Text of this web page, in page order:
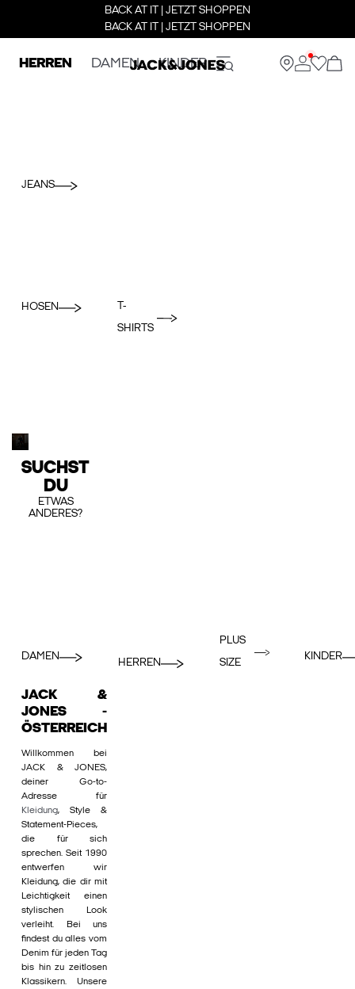
BACK AT IT | JETZT SHOPPEN
BACK AT IT | JETZT SHOPPEN
HERREN DAMEN KINDER
JEANS
HOSEN
T-
SHIRTS
SUCHST
DU
ETWAS
ANDERES?
DAMEN
HERREN
PLUS
SIZE
KINDER
JACK &
JONES -
ÖSTERREICH
Willkommen bei
JACK & JONES,
deiner Go-to-
Adresse für
Kleidung, Style &
Statement-Pieces,
die für sich
sprechen. Seit 1990
entwerfen wir
Kleidung, die dir mit
Leichtigkeit einen
stylischen Look
verleiht. Bei uns
findest du alles vom
Denim für jeden Tag
bis hin zu zeitlosen
Klassikern. Unsere